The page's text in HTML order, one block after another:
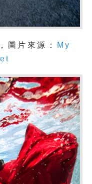
，圖片來源：
My